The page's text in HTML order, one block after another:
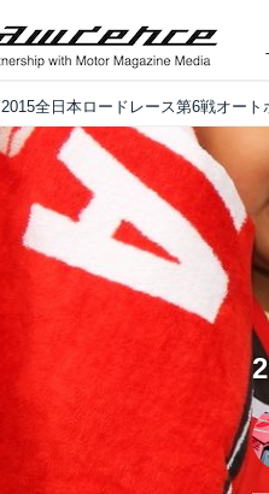
2015全日本ロードレース第6戦オート